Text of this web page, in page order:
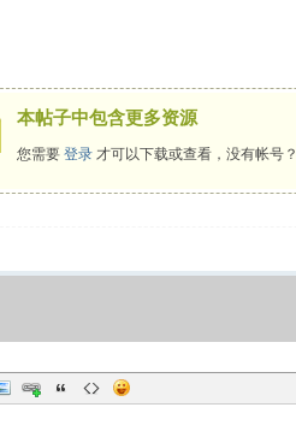
本帖子中包含更多资源
您需要 登录 才可以下载或查看，没有帐号？